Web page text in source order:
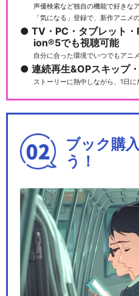
声優検索など独自の機能で好きな
「気になる」登録で、新作アニメ
TV・PC・タブレット
ion®5でも視聴可能
自分に合った環境でいつでもアニ
連続再生&OPスキップ
ストーリーに熱中しながら、1日
ブック購
う！